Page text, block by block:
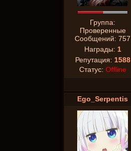
Группа:
Проверенные
Сообщений: 757
Награды: 1
Репутация: 1588
Статус: Offline
Ego_Serpentis